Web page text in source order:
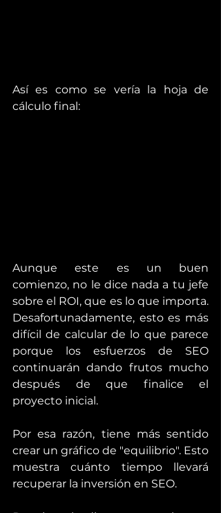
Así es como se vería la hoja de
cálculo final:
Aunque este es un buen
comienzo, no le dice nada a tu jefe
sobre el ROI, que es lo que importa.
Desafortunadamente, esto es más
difícil de calcular de lo que parece
porque los esfuerzos de SEO
continuarán dando frutos mucho
después de que finalice el
proyecto inicial.
Por esa razón, tiene más sentido
crear un gráfico de "equilibrio". Esto
muestra cuánto tiempo llevará
recuperar la inversión en SEO.